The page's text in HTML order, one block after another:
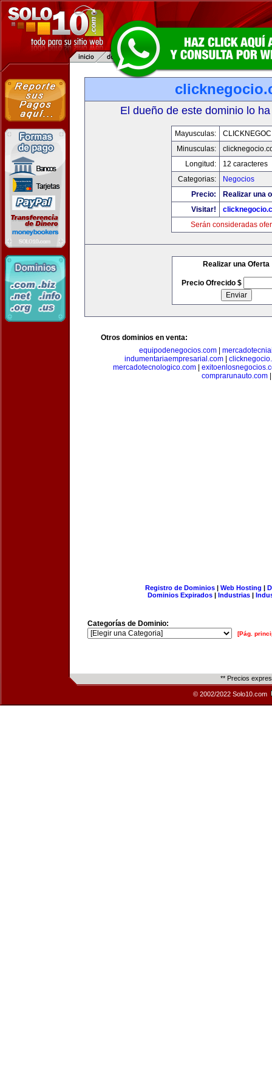
El dueño de este dominio lo
Mayusculas:
Minusculas:
Longitud:
12 caracteres
Categorias:
Negocios
Precio:
Realizar una
Visitar!
Serán consideradas
Realizar una Oferta
Precio Ofrecido $
Otros dominios en venta:
equipodenegocios.com|
indumentariaempresarial.com
mercadotecnologico.com
comprarunauto.com|
Registro de Dominios| Web Hosting |
Dominios Expirados | Industrias |
Categorías de Dominio:
[Pág.
** Precios
© 2002/2022 Solo10.com